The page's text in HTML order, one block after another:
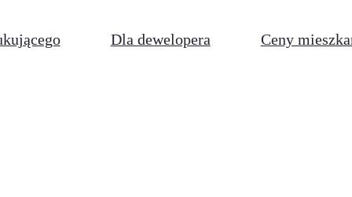
Dla dewelopera Ceny